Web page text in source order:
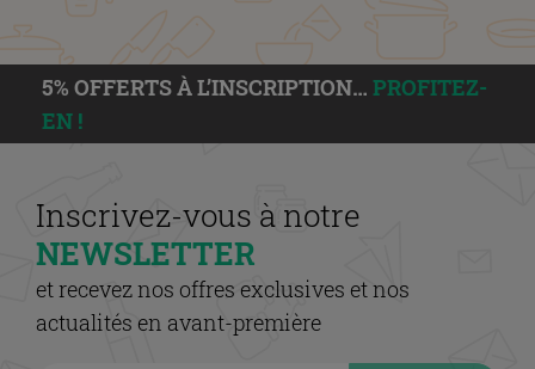
5% OFFERTS À L’INSCRIPTION… PROFITEZ-
EN !
Inscrivez-vous à notre
NEWSLETTER
et recevez nos offres exclusives et nos
actualités en avant-première